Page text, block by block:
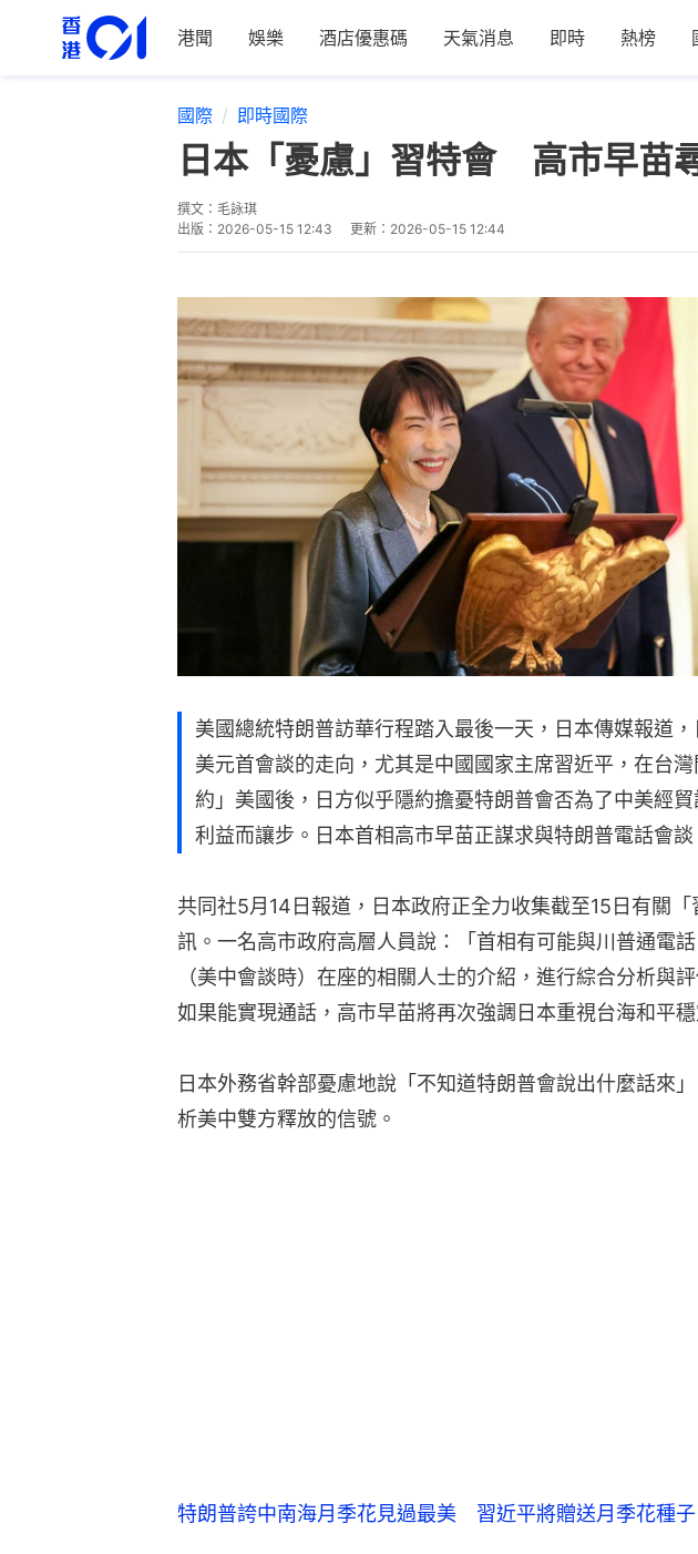
港聞 娛樂 酒店優惠碼 天氣消息 即時 熱榜
國際 即時國際
日本「憂慮」習特會 高市早苗
撰文： 毛詠琪
出版： 2026-05-15 12:43 更新： 2026-05-15 12:44
美國總統特朗普訪華行程踏入最後一天，日本傳媒報道
美元首會談的走向，尤其是中國國家主席習近平，在台灣
約」美國後，日方似乎隱約擔憂特朗普會否為了中美經
利益而讓步。日本首相高市早苗正謀求與特朗普電話會談
共同社5月14日報道，日本政府正全力收集截至15日有關
訊。一名高市政府高層人員說：「首相有可能與川普通電
（美中會談時）在座的相關人士的介紹，進行綜合分析與
如果能實現通話，高市早苗將再次強調日本重視台海和平穩
日本外務省幹部憂慮地說「不知道特朗普會說出什麼話來
析美中雙方釋放的信號。
特朗普誇中南海月季花見過最美 習近平將贈送月季花種